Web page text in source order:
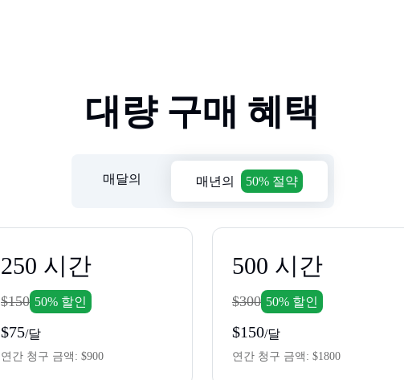
대량 구매 혜택
매달의 매년의 50% 절약
250 시간
$150 50% 할인
$75/달
연간 청구 금액: $900
500 시간
$300 50% 할인
$150/달
연간 청구 금액: $1800